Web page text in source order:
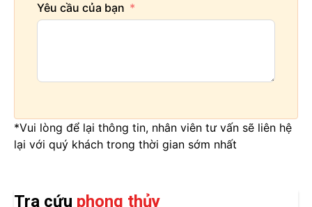
Yêu cầu của bạn
*Vui lòng để lại thông tin, nhân viên tư vấn sẽ liên hệ
lại với quý khách trong thời gian sớm nhất
Tra cứu phong thủy